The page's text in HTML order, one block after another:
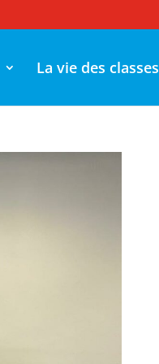
La vie des classes